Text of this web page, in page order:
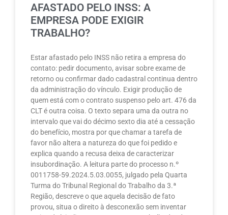
AFASTADO PELO INSS: A
EMPRESA PODE EXIGIR
TRABALHO?
Estar afastado pelo INSS não retira a empresa do
contato: pedir documento, avisar sobre exame de
retorno ou confirmar dado cadastral continua dentro
da administração do vínculo. Exigir produção de
quem está com o contrato suspenso pelo art. 476 da
CLT é outra coisa. O texto separa uma da outra no
intervalo que vai do décimo sexto dia até a cessação
do benefício, mostra por que chamar a tarefa de
favor não altera a natureza do que foi pedido e
explica quando a recusa deixa de caracterizar
insubordinação. A leitura parte do processo n.º
0011758-59.2024.5.03.0055, julgado pela Quarta
Turma do Tribunal Regional do Trabalho da 3.ª
Região, descreve o que aquela decisão de fato
provou, situa o direito à desconexão sem inventar